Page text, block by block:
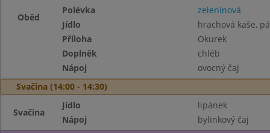
Oběd
Polévka
zeleninová
Jídlo
hrachová kaše,
Příloha
Okurek
Doplněk
chléb
Nápoj
ovocný čaj
Svačina (14:00 - 14:30)
Svačina
Jídlo
lipánek
Nápoj
bylinkový čaj